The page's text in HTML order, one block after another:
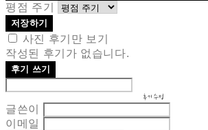
평점 주기
저장하기
사진 후기만 보기
작성된 후기가 없습니다.
후기 쓰기
후기 수정
글쓴이
이메일